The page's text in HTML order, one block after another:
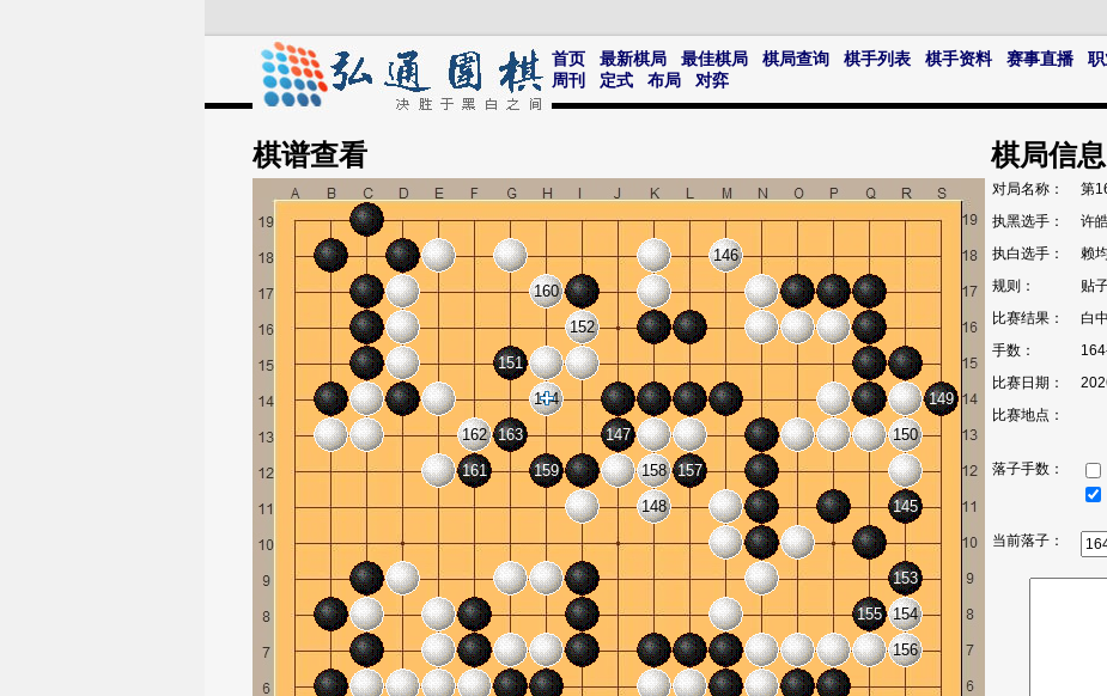
首页 最新棋局 最佳棋局 棋局查询 棋手列表 棋手资料 赛事直播
周刊
定式 布局 对弈
棋谱查看
145
146
147
148
149
150
151
152
153
154
155
156
157
158
159
160
161
162 163
164
棋局信息
对局名称：
第
执黑选手：
许
执白选手： 赖
规则：
贴
比赛结果：
白
手数：
比赛日期：
比赛地点：
落子手数：
当前落子：